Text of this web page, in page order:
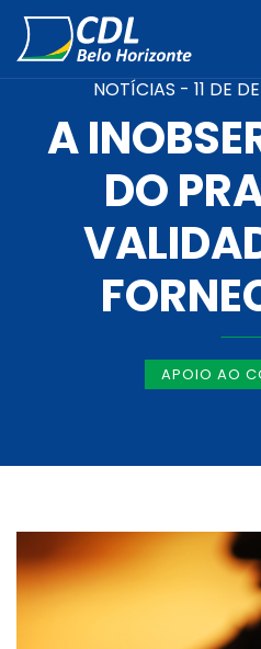
NOTÍCIAS - 11 DE
A
DO
APOIO AO